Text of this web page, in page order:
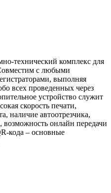
технический комплекс для
с любыми
выполняя
всех проведенных через
устройство служит
скорость печати,
наличие автоотрезчика,
онлайн передачи
кода – основные